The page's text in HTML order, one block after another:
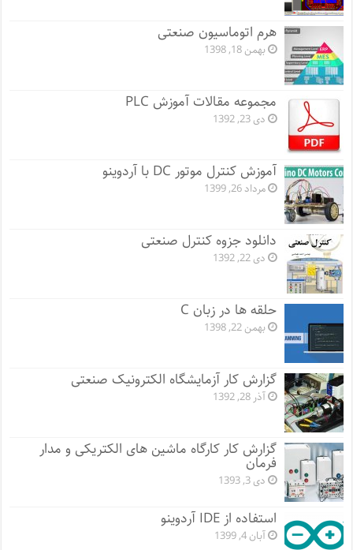
هرم اتوماسیون صنعتی
بهمن 18, 1398
مجموعه مقالات آموزش PLC
دی 23, 1392
آموزش کنترل موتور DC با آردوینو
مرداد 26, 1399
دانلود جزوه کنترل صنعتی
دی 22, 1392
حلقه ها در زبان C
بهمن 22, 1398
گزارش کار آزمایشگاه الکترونیک صنعتی
آذر 28, 1392
گزارش کار کارگاه ماشین های الکتریکی و مدار
فرمان
دی 3, 1393
استفاده از IDE آردوینو
آبان 4, 1399